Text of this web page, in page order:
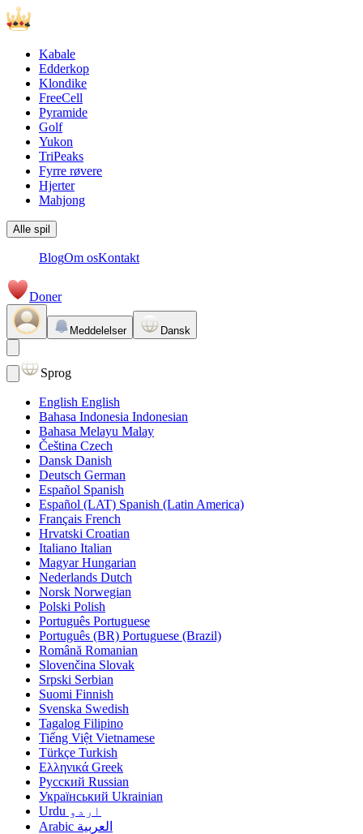
Kabale
Edderkop
Klondike
FreeCell
Pyramide
Golf
Yukon
TriPeaks
Fyrre røvere
Hjerter
Mahjong
Alle spil
BlogOm osKontakt
Doner
Meddelelser Dansk
Sprog
English English
Bahasa Indonesia Indonesian
Bahasa Melayu Malay
Čeština Czech
Dansk Danish
Deutsch German
Español Spanish
Español (LAT) Spanish (Latin America)
Français French
Hrvatski Croatian
Italiano Italian
Magyar Hungarian
Nederlands Dutch
Norsk Norwegian
Polski Polish
Português Portuguese
Português (BR) Portuguese (Brazil)
Română Romanian
Slovenčina Slovak
Srpski Serbian
Suomi Finnish
Svenska Swedish
Tagalog Filipino
Tiếng Việt Vietnamese
Türkçe Turkish
Ελληνικά Greek
Русский Russian
Український Ukrainian
اردو Urdu
العربية Arabic